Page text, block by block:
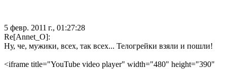
5 февр. 2011 г., 01:27:28
Re[Annet_O]:
Ну, че, мужики, всех, так всех... Телогрейки взяли и пошли!
<iframe title="YouTube video player" width="480" height="390"